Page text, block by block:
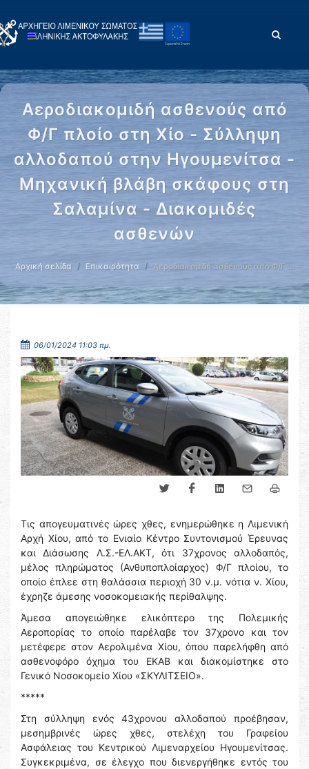
Αεροδιακομιδή ασθενούς από
Φ/Γ πλοίο στη Χίο - Σύλληψη
αλλοδαπού στην Ηγουμενίτσα -
Μηχανική βλάβη σκάφους στη
Σαλαμίνα - Διακομιδές
ασθενών
Αρχική σελίδα Επικαιρότητα Αεροδιακομιδή ασθενούς από Φ/Γ …
06/01/2024 11:03 πμ.
Τις απογευματινές ώρες χθες, ενημερώθηκε η Λιμενική
Αρχή Χίου, από το Ενιαίο Κέντρο Συντονισμού Έρευνας
και Διάσωσης Λ.Σ.-ΕΛ.ΑΚΤ, ότι 37χρονος αλλοδαπός,
μέλος πληρώματος (Ανθυποπλοίαρχος) Φ/Γ πλοίου, το
οποίο έπλεε στη θαλάσσια περιοχή 30 ν.μ. νότια ν. Χίου,
έχρηζε άμεσης νοσοκομειακής περίθαλψης.
Άμεσα απογειώθηκε ελικόπτερο της Πολεμικής
Αεροπορίας το οποίο παρέλαβε τον 37χρονο και τον
μετέφερε στον Αερολιμένα Χίου, όπου παρελήφθη από
ασθενοφόρο όχημα του ΕΚΑΒ και διακομίστηκε στο
Γενικό Νοσοκομείο Χίου «ΣΚΥΛΙΤΣΕΙΟ».
*****
Στη σύλληψη ενός 43χρονου αλλοδαπού προέβησαν,
μεσημβρινές ώρες χθες, στελέχη του Γραφείου
Ασφάλειας του Κεντρικού Λιμεναρχείου Ηγουμενίτσας.
Συγκεκριμένα, σε έλεγχο που διενεργήθηκε εντός του